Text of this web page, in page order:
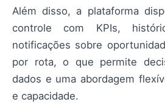
Além disso, a plataforma
controle com KPIs,
notificações sobre
por rota, o que permite
dados e uma abordagem
e capacidade.